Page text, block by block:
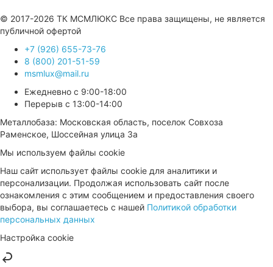
© 2017-2026 ТК МСМЛЮКС Все права защищены, не является
публичной офертой
+7 (926) 655-73-76
8 (800) 201-51-59
msmlux@mail.ru
Ежедневно с 9:00-18:00
Перерыв с 13:00-14:00
Металлобаза: Московская область, поселок Совхоза
Раменское, Шоссейная улица 3а
Мы используем файлы cookie
Наш сайт использует файлы cookie для аналитики и
персонализации. Продолжая использовать сайт после
ознакомления с этим сообщением и предоставления своего
выбора, вы соглашаетесь с нашей Политикой обработки
персональных данных
Настройка cookie